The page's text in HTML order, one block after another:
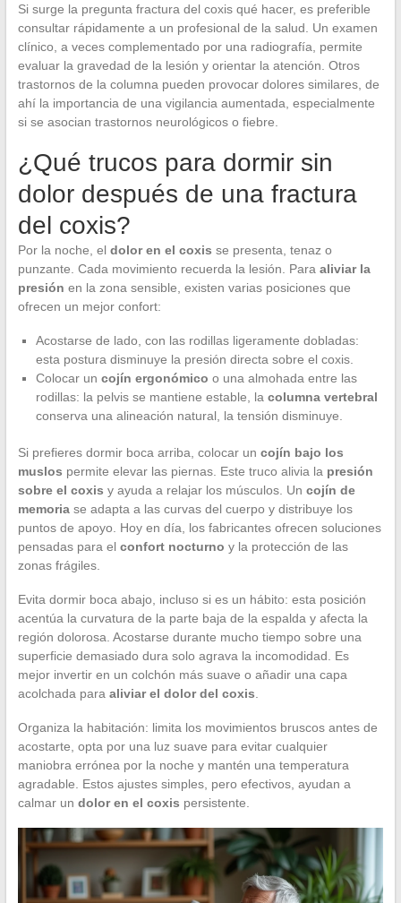
Si surge la pregunta fractura del coxis qué hacer, es preferible
consultar rápidamente a un profesional de la salud. Un examen
clínico, a veces complementado por una radiografía, permite
evaluar la gravedad de la lesión y orientar la atención. Otros
trastornos de la columna pueden provocar dolores similares, de
ahí la importancia de una vigilancia aumentada, especialmente
si se asocian trastornos neurológicos o fiebre.
¿Qué trucos para dormir sin
dolor después de una fractura
del coxis?
Por la noche, el dolor en el coxis se presenta, tenaz o
punzante. Cada movimiento recuerda la lesión. Para aliviar la
presión en la zona sensible, existen varias posiciones que
ofrecen un mejor confort:
Acostarse de lado, con las rodillas ligeramente dobladas:
esta postura disminuye la presión directa sobre el coxis.
Colocar un cojín ergonómico o una almohada entre las
rodillas: la pelvis se mantiene estable, la columna vertebral
conserva una alineación natural, la tensión disminuye.
Si prefieres dormir boca arriba, colocar un cojín bajo los
muslos permite elevar las piernas. Este truco alivia la presión
sobre el coxis y ayuda a relajar los músculos. Un cojín de
memoriase adapta a las curvas del cuerpo y distribuye los
puntos de apoyo. Hoy en día, los fabricantes ofrecen soluciones
pensadas para el confort nocturno y la protección de las
zonas frágiles.
Evita dormir boca abajo, incluso si es un hábito: esta posición
acentúa la curvatura de la parte baja de la espalda y afecta la
región dolorosa. Acostarse durante mucho tiempo sobre una
superficie demasiado dura solo agrava la incomodidad. Es
mejor invertir en un colchón más suave o añadir una capa
acolchada para aliviar el dolor del coxis
Organiza la habitación: limita los movimientos bruscos antes de
acostarte, opta por una luz suave para evitar cualquier
maniobra errónea por la noche y mantén una temperatura
agradable. Estos ajustes simples, pero efectivos, ayudan a
calmar un dolor en el coxis persistente.